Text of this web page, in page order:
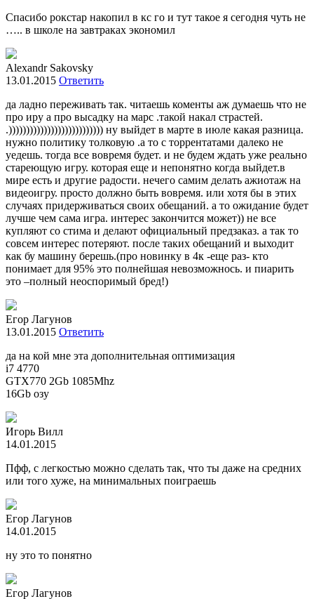
Спасибо рокстар накопил в кс го и тут такое я сегодня чуть не
….. в школе на завтраках экономил
Alexandr Sakovsky
13.01.2015 Ответить
да ладно переживать так. читаешь коменты аж думаешь что не
про иру а про высадку на марс .такой накал страстей.
.))))))))))))))))))))))))))) ну выйдет в марте в июле какая разница.
нужно политику толковую .а то с торрентатами далеко не
уедешь. тогда все вовремя будет. и не будем ждать уже реально
стареющую игру. которая еще и непонятно когда выйдет.в
мире есть и другие радости. нечего самим делать ажиотаж на
видеоигру. просто должно быть вовремя. или хотя бы в этих
случаях придерживаться своих обещаний. а то ожидание будет
лучше чем сама игра. интерес закончится может)) не все
купляют со стима и делают официальный предзаказ. а так то
совсем интерес потеряют. после таких обещаний и выходит
как бу машину берешь.(про новинку в 4к -еще раз- кто
понимает для 95% это полнейшая невозможнось. и пиарить
это –полный неоспоримый бред!)
Егор Лагунов
13.01.2015 Ответить
да на кой мне эта дополнительная оптимизация
i7 4770
GTX770 2Gb 1085Mhz
16Gb озу
Игорь Вилл
14.01.2015
Пфф, с легкостью можно сделать так, что ты даже на средних
или того хуже, на минимальных поиграешь
Егор Лагунов
14.01.2015
ну это то понятно
Егор Лагунов